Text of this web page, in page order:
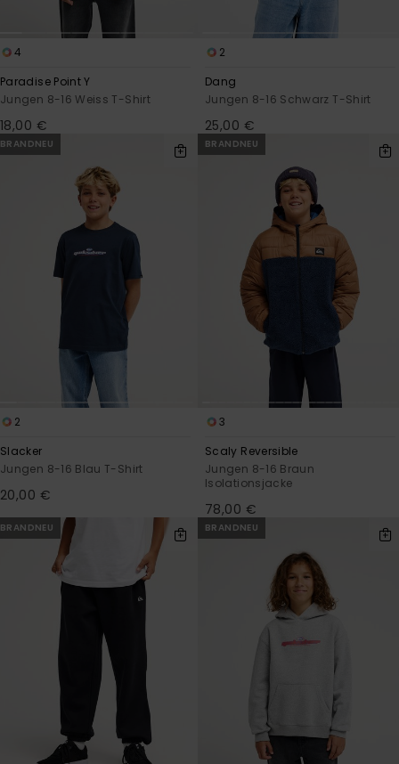
4
Paradise Point Y
Jungen 8-16 Weiss T-Shirt
18,00 €
2
Dang
Jungen 8-16 Schwarz T-Shirt
25,00 €
BRANDNEU
2
Slacker
Jungen 8-16 Blau T-Shirt
20,00 €
BRANDNEU
3
Scaly Reversible
Jungen 8-16 Braun
Isolationsjacke
78,00 €
BRANDNEU BRANDNEU